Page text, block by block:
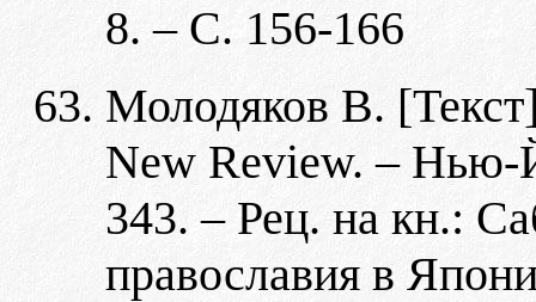
8. – С. 156-166
Молодяков В.
New Review. –
343. – Рец. на кн.:
православия в